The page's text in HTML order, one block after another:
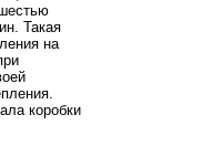
Такая
на
коробки